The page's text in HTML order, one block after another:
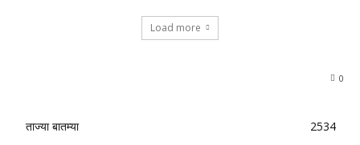
Load more
0
ताज्या बातम्या
2534